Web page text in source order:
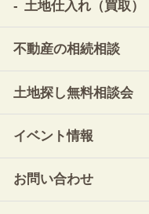
土地仕入れ（買取）
不動産の相続相談
土地探し無料相談会
イベント情報
お問い合わせ